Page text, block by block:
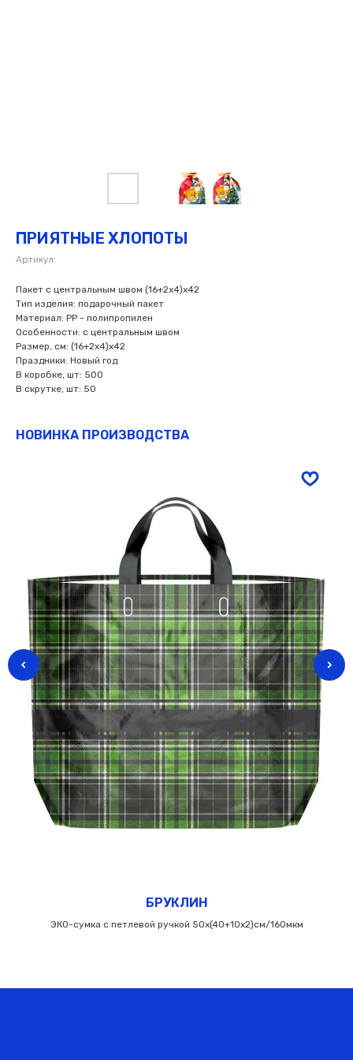
ПРИЯТНЫЕ ХЛОПОТЫ
Артикул:
Пакет с центральным швом (16+2х4)х42
Тип изделия: подарочный пакет
Материал: PP - полипропилен
Особенности: с центральным швом
Размер, см: (16+2х4)х42
Праздники: Новый год
В коробке, шт: 500
В скрутке, шт: 50
НОВИНКА ПРОИЗВОДСТВА
БРУКЛИН
ЭКО-сумка с петлевой ручкой 50х(40+10х2)см/160мкм